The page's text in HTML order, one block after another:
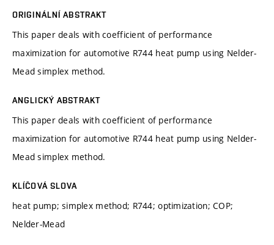
ORIGINÁLNÍ ABSTRAKT
This paper deals with coefficient of performance
maximization for automotive R744 heat pump using Nelder-
Mead simplex method.
ANGLICKÝ ABSTRAKT
This paper deals with coefficient of performance
maximization for automotive R744 heat pump using Nelder-
Mead simplex method.
KLÍČOVÁ SLOVA
heat pump; simplex method; R744; optimization; COP;
Nelder-Mead